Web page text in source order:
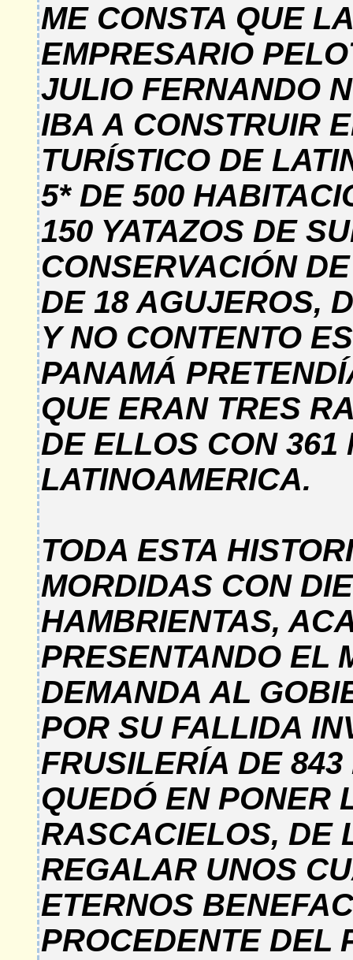
ME CONSTA QUE
EMPRESARIO
JULIO FERNANDO
IBA A CONSTRUIR
TURÍSTICO DE
5* DE 500
150 YATAZOS DE
CONSERVACIÓN
DE 18 AGUJEROS,
Y NO CONTENTO
PANAMÁ
QUE ERAN TRES
DE ELLOS CON 361
LATINOAMERICA.
TODA ESTA
MORDIDAS CON
HAMBRIENTAS,
PRESENTANDO EL
DEMANDA AL
POR SU FALLIDA
FRUSILERÍA DE
QUEDÓ EN PONER
RASCACIELOS, DE
REGALAR UNOS
ETERNOS
PROCEDENTE DEL